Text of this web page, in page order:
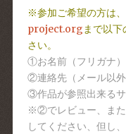
※参加ご希望の方は、
project.orgまで以
さい。
①お名前（フリガナ）
②連絡先（メール以外
③作品が参照出来る
※②でレビュー、また
してください、但し